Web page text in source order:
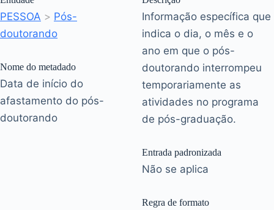
PESSOA > Pós-
doutorando
Nome do metadado
Data de início do
afastamento do pós-
doutorando
Informação específica que
indica o dia, o mês e o
ano em que o pós-
doutorando interrompeu
temporariamente as
atividades no programa
de pós-graduação.
Entrada padronizada
Não se aplica
Regra de formato